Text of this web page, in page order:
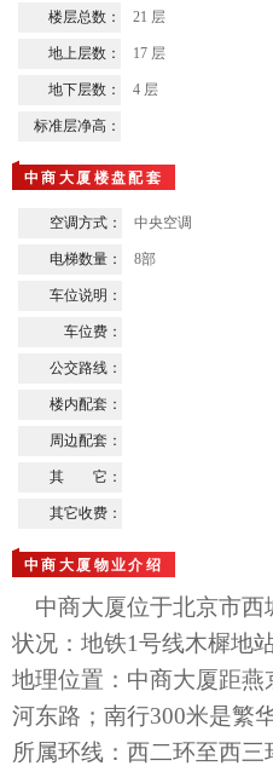
楼层总数： 21 层
地上层数： 17 层
地下层数： 4 层
标准层净高：
中商大厦楼盘配套
空调方式： 中央空调
电梯数量： 8部
车位说明：
车位费：
公交路线：
楼内配套：
周边配套：
其 它：
其它收费：
中商大厦物业介绍
中商大厦位于北京市西
状况：地铁1号线木樨地
地理位置：中商大厦距
河东路；南行300米是繁
所属环线：西二环至西三